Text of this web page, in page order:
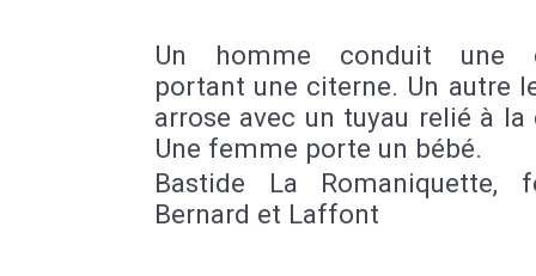
Un homme conduit une
portant une citerne. Un autre
arrose avec un tuyau relié à la
Une femme porte un bébé.
Bastide La Romaniquette,
Bernard et Laffont